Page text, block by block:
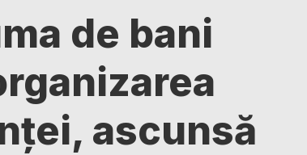
de bani
ascunsă